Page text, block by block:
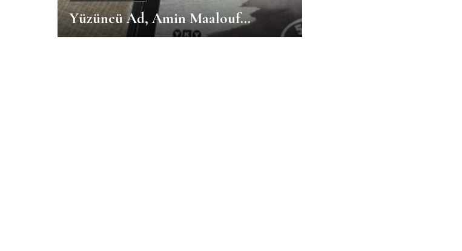
Yüzüncü Ad, Amin Maalouf…